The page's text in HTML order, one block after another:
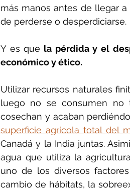
más manos antes de llegar
de perderse o desperdiciarse.
Y es que la pérdida y el
económico y ético.
Utilizar recursos naturales
luego no se consumen no
cosechan y acaban
superficie agrícola total del
Canadá y la India juntas.
agua que utiliza la
uno de los diversos
cambio de hábitats, la